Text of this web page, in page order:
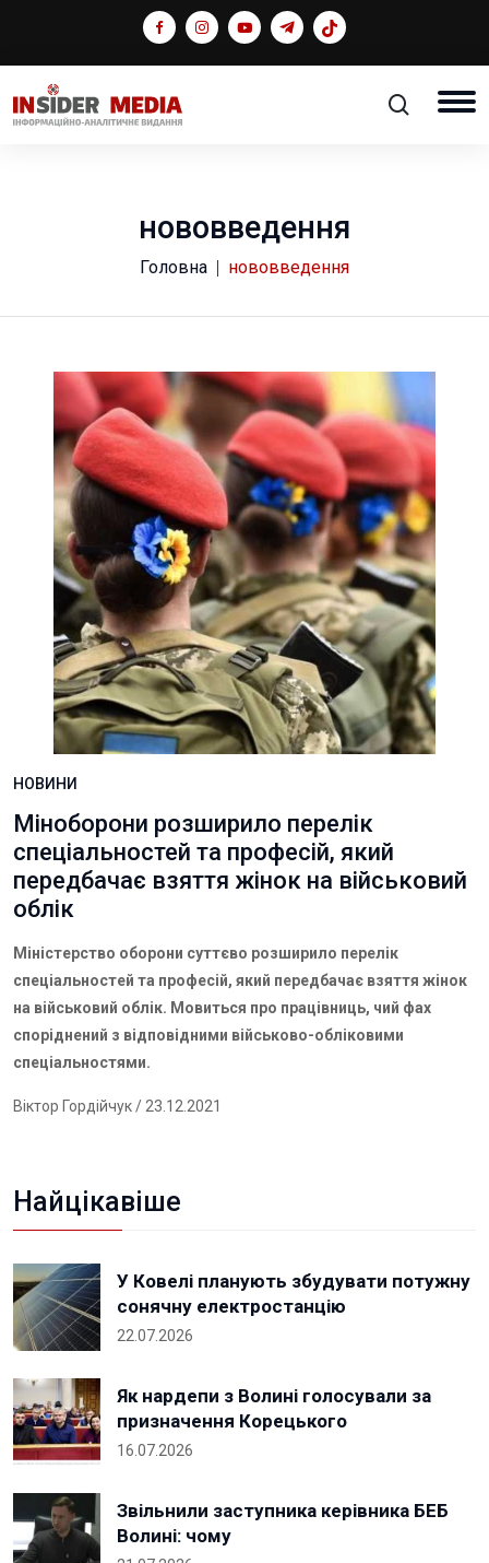
нововведення
Головна нововведення
НОВИНИ
Міноборони розширило перелік
спеціальностей та професій, який
передбачає взяття жінок на військовий
облік
Міністерство оборони суттєво розширило перелік
спеціальностей та професій, який передбачає взяття жінок
на військовий облік. Мовиться про працівниць, чий фах
споріднений з відповідними військово-обліковими
спеціальностями.
Віктор Гордійчук/ 23.12.2021
Найцікавіше
У Ковелі планують збудувати потужну
сонячну електростанцію
22.07.2026
Як нардепи з Волині голосували за
призначення Корецького
16.07.2026
Звільнили заступника керівника БЕБ
Волині: чому